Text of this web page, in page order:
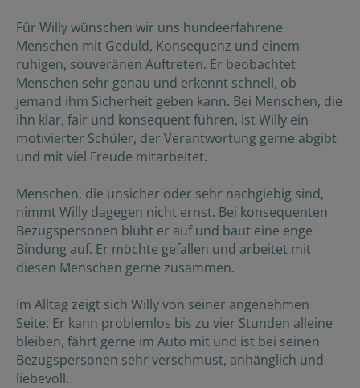
Für Willy wünschen wir uns hundeerfahrene
Menschen mit Geduld, Konsequenz und einem
ruhigen, souveränen Auftreten. Er beobachtet
Menschen sehr genau und erkennt schnell, ob
jemand ihm Sicherheit geben kann. Bei Menschen, die
ihn klar, fair und konsequent führen, ist Willy ein
motivierter Schüler, der Verantwortung gerne abgibt
und mit viel Freude mitarbeitet.
Menschen, die unsicher oder sehr nachgiebig sind,
nimmt Willy dagegen nicht ernst. Bei konsequenten
Bezugspersonen blüht er auf und baut eine enge
Bindung auf. Er möchte gefallen und arbeitet mit
diesen Menschen gerne zusammen.
Im Alltag zeigt sich Willy von seiner angenehmen
Seite: Er kann problemlos bis zu vier Stunden alleine
bleiben, fährt gerne im Auto mit und ist bei seinen
Bezugspersonen sehr verschmust, anhänglich und
liebevoll.